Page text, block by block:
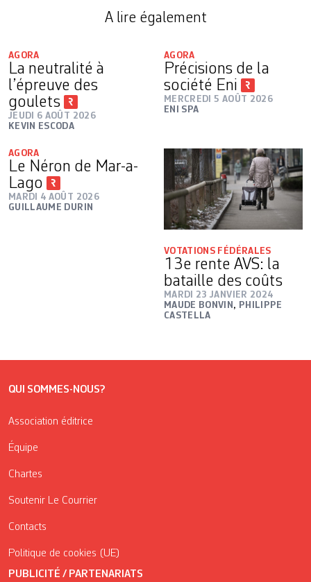
A lire également
AGORA
La neutralité à
l’épreuve des
goulets
JEUDI 6 AOÛT 2026
KEVIN ESCODA
AGORA
Précisions de la
société Eni
MERCREDI 5 AOÛT 2026
ENI SPA
AGORA
Le Néron de Mar-a-
Lago
MARDI 4 AOÛT 2026
GUILLAUME DURIN
VOTATIONS FÉDÉRALES
13e rente AVS: la
bataille des coûts
MARDI 23 JANVIER 2024
MAUDE BONVIN , PHILIPPE
CASTELLA
QUI SOMMES-NOUS?
Association éditrice
Équipe
Chartes
Soutenir Le Courrier
Contacts
Politique de cookies (UE)
PUBLICITÉ / PARTENARIATS